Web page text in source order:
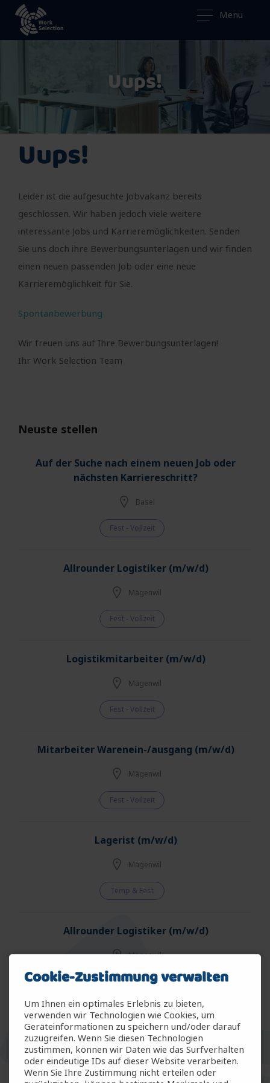
Menu
Uups!
Uups!
Leider ist die aufgesuchte Jobvakanz bereits
geschlossen. Wir haben jedoch viele weitere
interessante Jobs und Karrieremöglichkeiten. Senden
Sie uns doch ihre Bewerbungsunterlagen und wir finden
einen neuen passenden Job oder eine neue
Karrieremöglichkeit für Sie.
Spontanbewerbung
Wir freuen uns auf Ihre Bewerbungsunterlagen!
Ihr Work Selection Team
Neuste stellen
Auf der Suche nach einem neuen Job oder
nächsten Karriereschritt?
Basel
Fest - Vollzeit
Allrounder Logistiker (m/w/d)
Mägenwil
Fest - Vollzeit
Logistikmitarbeiter (m/w/d)
Mägenwil
Fest - Vollzeit
Mitarbeiter Warenein-/ausgang (m/w/d)
Mägenwil
Fest - Vollzeit
Lagerist (m/w/d)
Mägenwil
Temp & Fest
Allrounder Logistiker (m/w/d)
Mägenwil
Temp & Fest
Allrounder Gartenbau (m/w/d)
Arbon
Temp & Fest
Cookie-Zustimmung verwalten
Um Ihnen ein optimales Erlebnis zu bieten,
verwenden wir Technologien wie Cookies, um
Geräteinformationen zu speichern und/oder darauf
zuzugreifen. Wenn Sie diesen Technologien
zustimmen, können wir Daten wie das Surfverhalten
oder eindeutige IDs auf dieser Website verarbeiten.
Wenn Sie Ihre Zustimmung nicht erteilen oder